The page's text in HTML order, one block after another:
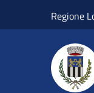
Regione